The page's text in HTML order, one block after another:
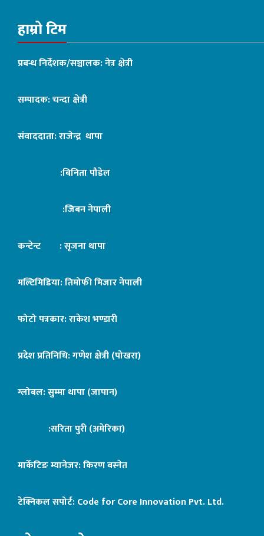
हाम्रो टिम
प्रबन्ध निर्देशक/सञ्चालक: नेत्र क्षेत्री
सम्पादक: चन्दा क्षेत्री
संवाददाता: राजेन्द्र थापा
:बिनिता पौडेल
:जिबन नेपाली
कन्टेन्ट : सृजना थापा
मल्टिमिडिया: तिमोफी मिजार नेपाली
फोटो पत्रकार: राकेश भण्डारी
प्रदेश प्रतिनिधि: गणेश क्षेत्री (पोखरा)
ग्लोबल: सुम्मा थापा (जापान)
:सरिता पुरी (अमेरिका)
मार्केटिङ म्यानेजर: किरण बस्नेत
टेक्निकल सपोर्ट:Code for Core Innovation Pvt. Ltd.